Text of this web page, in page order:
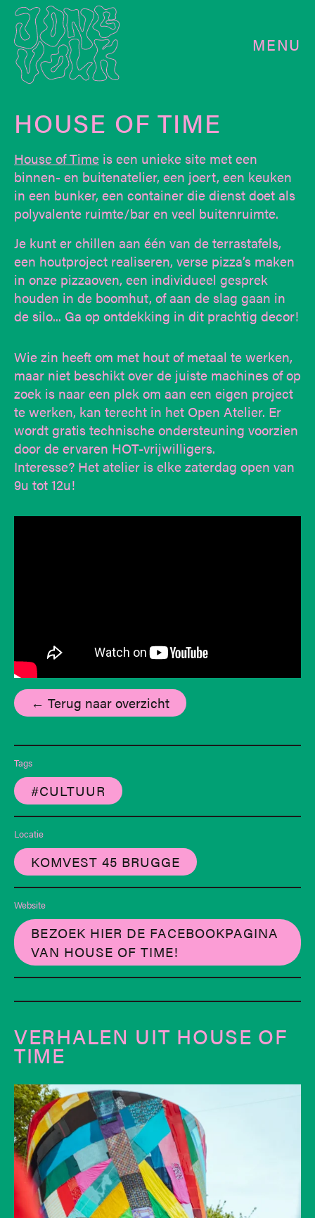
MENU
HOUSE OF TIME
House of Time is een unieke site met een
binnen- en buitenatelier, een joert, een keuken
in een bunker, een container die dienst doet als
polyvalente ruimte/bar en veel buitenruimte.
Je kunt er chillen aan één van de terrastafels,
een houtproject realiseren, verse pizza’s maken
in onze pizzaoven, een individueel gesprek
houden in de boomhut, of aan de slag gaan in
de silo... Ga op ontdekking in dit prachtig decor!
Wie zin heeft om met hout of metaal te werken,
maar niet beschikt over de juiste machines of op
zoek is naar een plek om aan een eigen project
te werken, kan terecht in het Open Atelier. Er
wordt gratis technische ondersteuning voorzien
door de ervaren HOT-vrijwilligers.
Interesse? Het atelier is elke zaterdag open van
9u tot 12u!
← Terug naar overzicht
Tags
#CULTUUR
Locatie
KOMVEST 45 BRUGGE
Website
BEZOEK HIER DE FACEBOOKPAGINA
VAN HOUSE OF TIME!
VERHALEN UIT HOUSE OF
TIME